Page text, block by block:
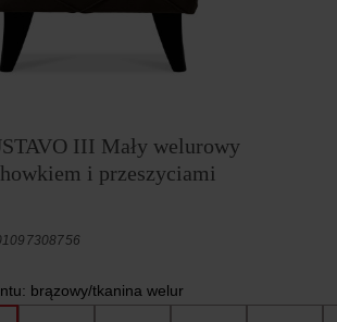
III Mały welurowy
i przeszyciami
brązowy/tkanina welur